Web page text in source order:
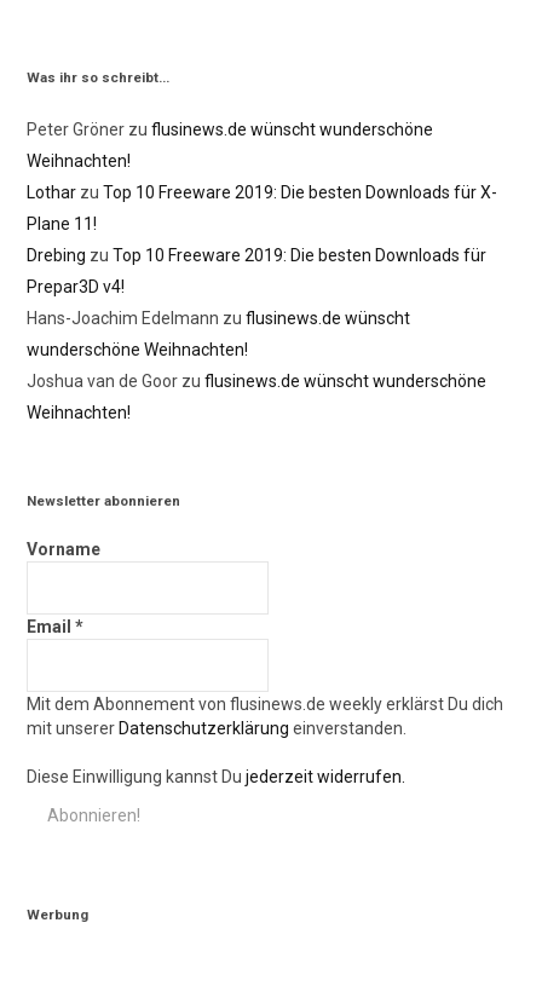
Was ihr so schreibt…
Peter Gröner zu flusinews.de wünscht wunderschöne
Weihnachten!
Lothar zu Top 10 Freeware 2019: Die besten Downloads für X-
Plane 11!
Drebing zu Top 10 Freeware 2019: Die besten Downloads für
Prepar3D v4!
Hans-Joachim Edelmann zu flusinews.de wünscht
wunderschöne Weihnachten!
Joshua van de Goor zu flusinews.de wünscht wunderschöne
Weihnachten!
Newsletter abonnieren
Vorname
Email *
Mit dem Abonnement von flusinews.de weekly erklärst Du dich
mit unserer Datenschutzerklärung einverstanden.
Diese Einwilligung kannst Du jederzeit widerrufen.
Werbung